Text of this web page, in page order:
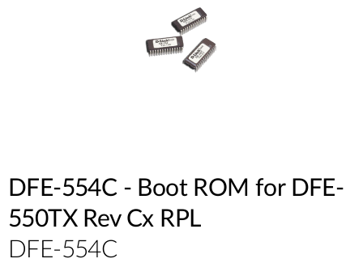
DFE-554C - Boot ROM for DFE-
550TX Rev Cx RPL
DFE-554C